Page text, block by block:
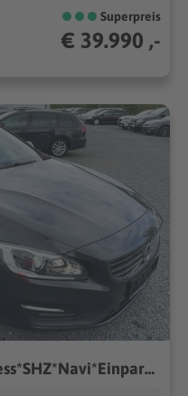
Superpreis
€ 39.990 ,-
Volvo V60 2.0 *Linje Business*SHZ*Navi*Einparkhilfe vo